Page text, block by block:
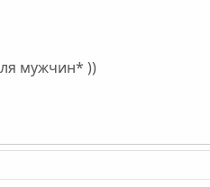
мужчин* ))